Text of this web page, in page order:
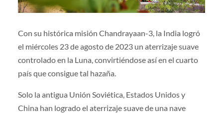
Con su histórica misión Chandrayaan-3, la India logró
el miércoles 23 de agosto de 2023 un aterrizaje suave
controlado en la Luna, convirtiéndose así en el cuarto
país que consigue tal hazaña.
Solo la antigua Unión Soviética, Estados Unidos y
China han logrado el aterrizaje suave de una nave